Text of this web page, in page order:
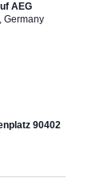
AEG
Germany
90402